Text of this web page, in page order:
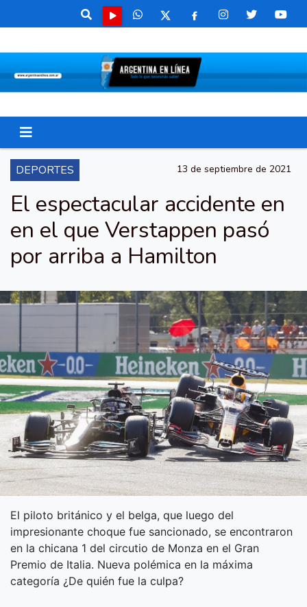
DEPORTES 13 de septiembre de 2021
El espectacular accidente en
en el que Verstappen pasó
por arriba a Hamilton
El piloto británico y el belga, que luego del
impresionante choque fue sancionado, se encontraron
en la chicana 1 del circutio de Monza en el Gran
Premio de Italia. Nueva polémica en la máxima
categoría ¿De quién fue la culpa?